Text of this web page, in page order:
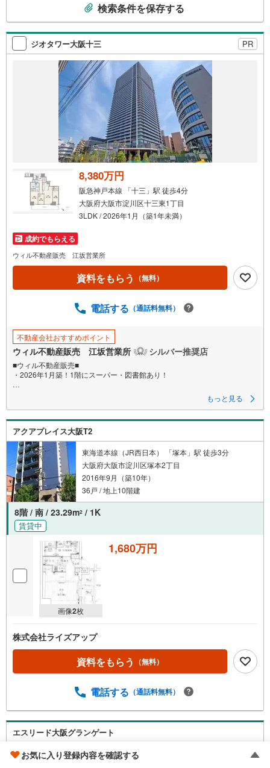
検
索
条
イ
ペ
ジ
存
す
検索条件を保存する
ジオタワー大阪十三 PR
8,380万円
阪急神戸本線 「十三」駅 徒歩4分
大阪府大阪市淀川区十三東1丁目
3LDK / 2026年1月（築1年未満）
成約でもらえる
ウィル不動産販売 江坂営業所
資料をもらう （無料）
電話する （通話料無料）
不動産会社おすすめポイント
ウィル不動産販売 江坂営業所 シルバー推奨店
■ウィル不動産販売■
・2026年1月築！1階にスーパー・図書館あり！
■阪急「十三」駅徒歩4分の駅近タワーレジデンス！
■南側の淀川河川敷にはグラウンドや遊歩道！運動におすすめスポット！
■ペットと一緒に暮らせるマンション（細則あり）！
■3LDK！
■エントランスにオートロック・宅配ボックス完備で利便性◎！
■全室バルコニーに面したワイドスパン設計！
■22階部分×南西向きで採光・眺望良好！
■アルコーブ付き玄関！
■センターリビングプラン！
■トランクルーム＆SIC＆WIC2か所付きで収納力◎！
■玄関収納充実！
■共用施設はウォーターガーデンやスカイラウンジ、ゲストルームなど！
【弊社の特徴について】
■駐車場完備。お車でのご来場も可能です。
■キッズスペースもございますので、小さなお子様がいらっしゃるご家族も
お気軽にご来場ください！
【営業時間 10:00～19:00】（定休日なし）火曜日・水曜日も営業しており
もっと見る
アクアプレイス大阪T2
東海道本線（JR西日本） 「塚本」駅 徒歩3分
大阪府大阪市淀川区塚本2丁目
2016年9月（築10年）
36戸 / 地上10階建
8階 / 南 / 23.29m2 / 1K
賃貸中
画像2枚
1,680万円
株式会社ライズアップ
資料をもらう （無料）
電話する （通話料無料）
エスリード大阪グランゲート
阪急京都本線 「十三」駅 徒歩9分
お気に入り登録内容を確認する